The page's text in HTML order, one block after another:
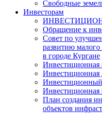
Свободные
Инвесторам
Обращение к
Совет по
развитию малого
в городе Кургане
Инвестиционная
Инвестиционная
Инвестиционная
План создания
объектов